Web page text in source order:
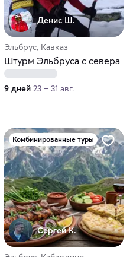
Денис Ш.
Эльбрус, Кавказ
Штурм Эльбруса с севера
9 дней 23 – 31 авг.
Комбинированные туры
Сергей К.